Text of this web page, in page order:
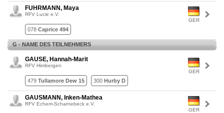
GER
FUHRMANN, Maya
RFV Lucie e.V.
078 Caprice 494
G - NAME DES TEILNEHMERS
GER
GAUSE, Hannah-Marit
RFV Himbergen
479 Tullamore Dew 15 300 Hurby D
GER
GAUSMANN, Inken-Mathea
RFV Echem-Scharnebeck e.V.